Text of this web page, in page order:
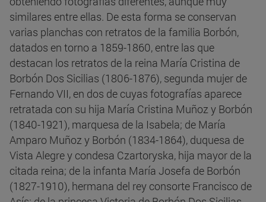
similares entre ellas. De esta forma se conservan
varias planchas con retratos de la familia Borbón,
datados en torno a 1859-1860, entre las que
destacan los retratos de la reina María Cristina de
Borbón Dos Sicilias (1806-1876), segunda mujer de
Fernando VII, en dos de cuyas fotografías aparece
retratada con su hija María Cristina Muñoz y Borbón
(1840-1921), marquesa de la Isabela; de María
Amparo Muñoz y Borbón (1834-1864), duquesa de
Vista Alegre y condesa Czartoryska, hija mayor de la
citada reina; de la infanta María Josefa de Borbón
(1827-1910), hermana del rey consorte Francisco de